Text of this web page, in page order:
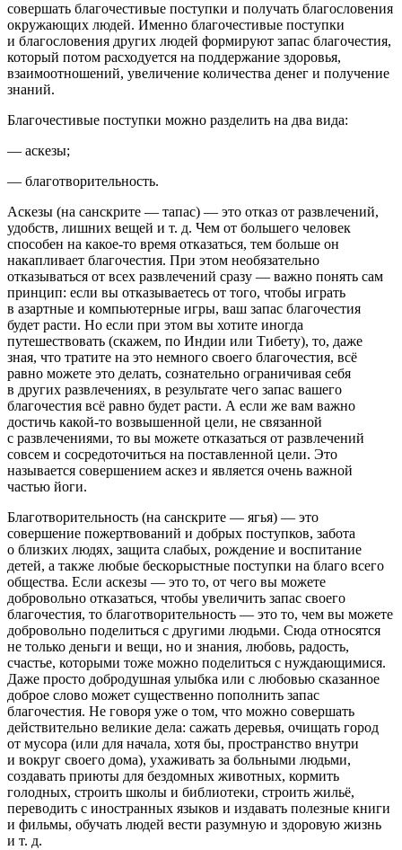
совершать благочестивые поступки и получать благословения
окружающих людей. Именно благочестивые поступки
и благословения других людей формируют запас благочестия,
который потом расходуется на поддержание здоровья,
взаимоотношений, увеличение количества денег и получение
знаний.
Благочестивые поступки можно разделить на два вида:
— аскезы;
— благотворительность.
Аскезы (на санскрите — тапас) — это отказ от развлечений,
удобств, лишних вещей и т. д. Чем от большего человек
способен на какое-то время отказаться, тем больше он
накапливает благочестия. При этом необязательно
отказываться от всех развлечений сразу — важно понять сам
принцип: если вы отказываетесь от того, чтобы играть
в азартные и компьютерные игры, ваш запас благочестия
будет расти. Но если при этом вы хотите иногда
путешествовать (скажем, по Индии или Тибету), то, даже
зная, что тратите на это немного своего благочестия, всё
равно можете это делать, сознательно ограничивая себя
в других развлечениях, в результате чего запас вашего
благочестия всё равно будет расти. А если же вам важно
достичь какой-то возвышенной цели, не связанной
с развлечениями, то вы можете отказаться от развлечений
совсем и сосредоточиться на поставленной цели. Это
называется совершением аскез и является очень важной
частью йоги.
Благотворительность (на санскрите — ягья) — это
совершение пожертвований и добрых поступков, забота
о близких людях, защита слабых, рождение и воспитание
детей, а также любые бескорыстные поступки на благо всего
общества. Если аскезы — это то, от чего вы можете
добровольно отказаться, чтобы увеличить запас своего
благочестия, то благотворительность — это то, чем вы можете
добровольно поделиться с другими людьми. Сюда относятся
не только деньги и вещи, но и знания, любовь, радость,
счастье, которыми тоже можно поделиться с нуждающимися.
Даже просто добродушная улыбка или с любовью сказанное
доброе слово может существенно пополнить запас
благочестия. Не говоря уже о том, что можно совершать
действительно великие дела: сажать деревья, очищать город
от мусора (или для начала, хотя бы, пространство внутри
и вокруг своего дома), ухаживать за больными людьми,
создавать приюты для бездомных животных, кормить
голодных, строить школы и библиотеки, строить жильё,
переводить с иностранных языков и издавать полезные книги
и фильмы, обучать людей вести разумную и здоровую жизнь
и т. д.